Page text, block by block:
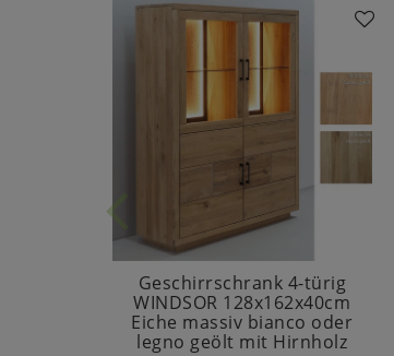
Geschirrschrank 4-türig
WINDSOR 128x162x40cm
Eiche massiv bianco oder
legno geölt mit Hirnholz